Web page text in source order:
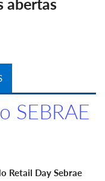
abertas
SEBRAE
Retail Day Sebrae